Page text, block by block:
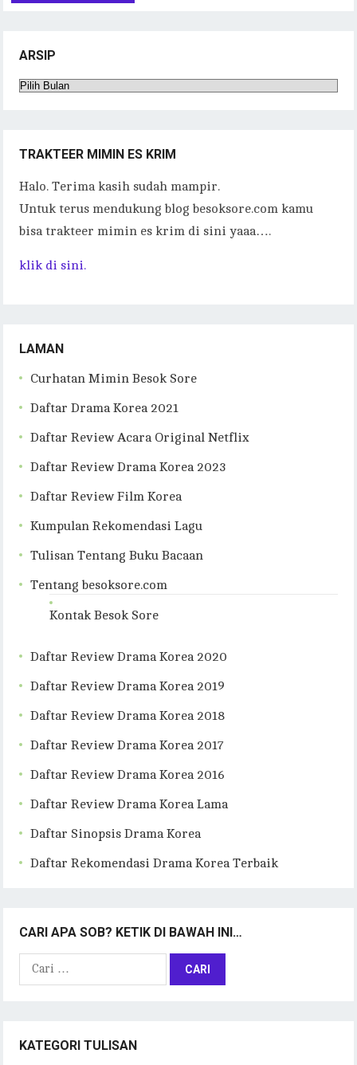
ARSIP
Arsip
TRAKTEER MIMIN ES KRIM
Halo. Terima kasih sudah mampir.
Untuk terus mendukung blog besoksore.com kamu
bisa trakteer mimin es krim di sini yaaa….
klik di sini.
LAMAN
Curhatan Mimin Besok Sore
Daftar Drama Korea 2021
Daftar Review Acara Original Netflix
Daftar Review Drama Korea 2023
Daftar Review Film Korea
Kumpulan Rekomendasi Lagu
Tulisan Tentang Buku Bacaan
Tentang besoksore.com
Kontak Besok Sore
Daftar Review Drama Korea 2020
Daftar Review Drama Korea 2019
Daftar Review Drama Korea 2018
Daftar Review Drama Korea 2017
Daftar Review Drama Korea 2016
Daftar Review Drama Korea Lama
Daftar Sinopsis Drama Korea
Daftar Rekomendasi Drama Korea Terbaik
CARI APA SOB? KETIK DI BAWAH INI…
Cari
KATEGORI TULISAN